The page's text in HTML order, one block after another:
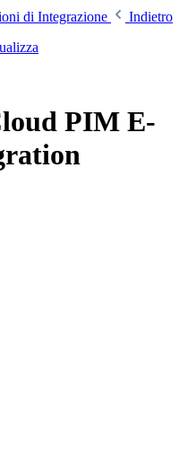
di Integrazione
Indietro
PIM E-